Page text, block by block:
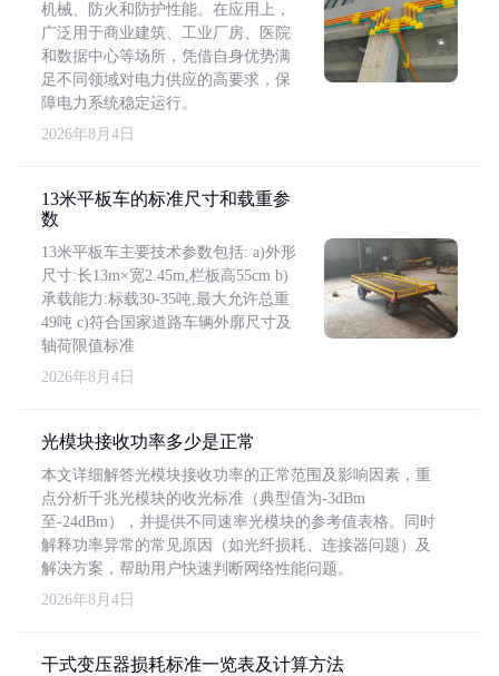
机械、防火和防护性能。在应用上，
广泛用于商业建筑、工业厂房、医院
和数据中心等场所，凭借自身优势满
足不同领域对电力供应的高要求，保
障电力系统稳定运行。
2026年8月4日
13米平板车的标准尺寸和载重参
数
13米平板车主要技术参数包括: a)外形
尺寸:长13m×宽2.45m,栏板高55cm b)
承载能力:标载30-35吨,最大允许总重
49吨 c)符合国家道路车辆外廓尺寸及
轴荷限值标准
2026年8月4日
光模块接收功率多少是正常
本文详细解答光模块接收功率的正常范围及影响因素，重
点分析千兆光模块的收光标准（典型值为-3dBm
至-24dBm），并提供不同速率光模块的参考值表格。同时
解释功率异常的常见原因（如光纤损耗、连接器问题）及
解决方案，帮助用户快速判断网络性能问题。
2026年8月4日
干式变压器损耗标准一览表及计算方法